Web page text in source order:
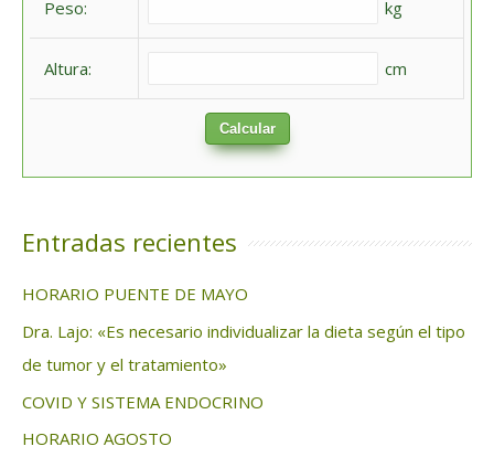
Peso: kg
Altura: cm
Calcular
Entradas recientes
HORARIO PUENTE DE MAYO
Dra. Lajo: «Es necesario individualizar la dieta según el tipo
de tumor y el tratamiento»
COVID Y SISTEMA ENDOCRINO
HORARIO AGOSTO